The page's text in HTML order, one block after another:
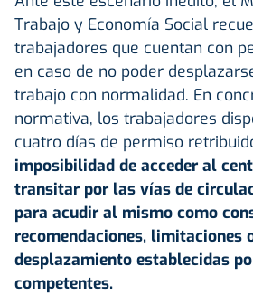
Trabajo y Economía Social
trabajadores que cuentan con
en caso de no poder
trabajo con normalidad. En
normativa, los trabajadores
cuatro días de permiso
imposibilidad de acceder al
transitar por las vías de
para acudir al mismo como
recomendaciones, limitaciones
desplazamiento establecidas
competentes.